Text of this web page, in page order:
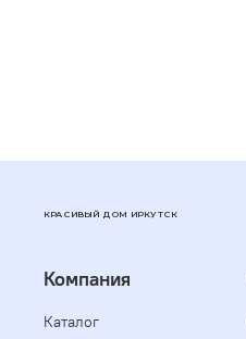
КРАСИВЫЙ ДОМ ИРКУТСК
Компания
Каталог